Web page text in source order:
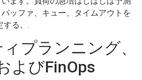
ッファ、キュー、タイムアウトを
る。.
プランニング、
よびFinOps